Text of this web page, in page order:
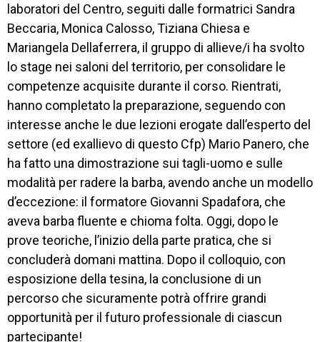
IL
CENTRO
PROGETTO
EDUCATIVO
ORIENTAMENTO
QUALITÀ
E
ACCREDITAMENTO
EXTRA
CONTATTI
laboratori del Centro, seguiti dalle formatrici Sandra
Beccaria, Monica Calosso, Tiziana Chiesa e
Mariangela Dellaferrera, il gruppo di allieve/i ha svolto
lo stage nei saloni del territorio, per consolidare le
competenze acquisite durante il corso. Rientrati,
hanno completato la preparazione, seguendo con
interesse anche le due lezioni erogate dall’esperto del
settore (ed exallievo di questo Cfp) Mario Panero, che
ha fatto una dimostrazione sui tagli-uomo e sulle
modalità per radere la barba, avendo anche un modello
d’eccezione: il formatore Giovanni Spadafora, che
aveva barba fluente e chioma folta. Oggi, dopo le
prove teoriche, l’inizio della parte pratica, che si
concluderà domani mattina. Dopo il colloquio, con
esposizione della tesina, la conclusione di un
percorso che sicuramente potrà offrire grandi
opportunità per il futuro professionale di ciascun
partecipante!